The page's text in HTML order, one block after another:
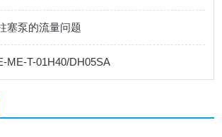
塞泵的流量问题
ME-T-01H40/DH05SA